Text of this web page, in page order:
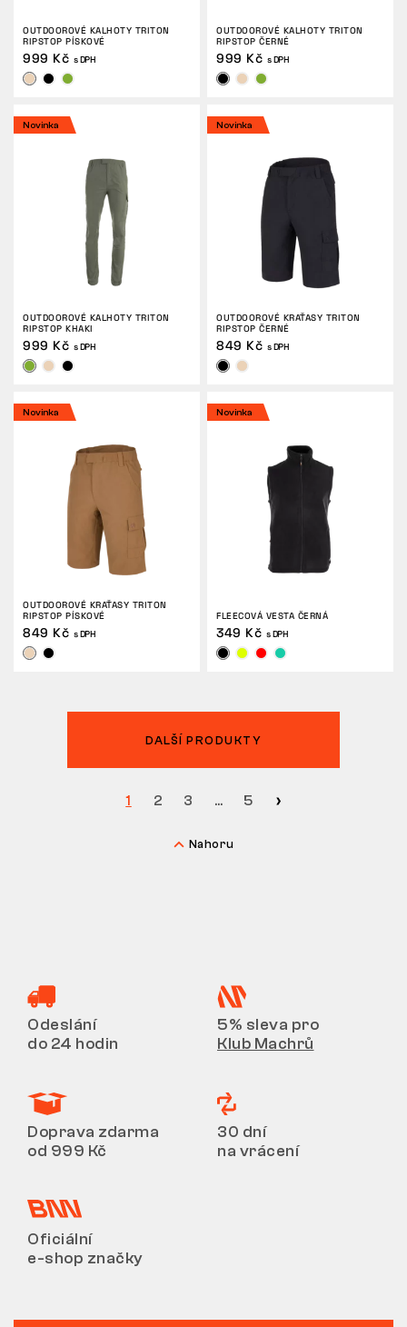
OUTDOOROVÉ KALHOTY TRITON
RIPSTOP PÍSKOVÉ
999 Kč s DPH
OUTDOOROVÉ KALHOTY TRITON
RIPSTOP ČERNÉ
999 Kč s DPH
Novinka
OUTDOOROVÉ KALHOTY TRITON
RIPSTOP KHAKI
999 Kč s DPH
Novinka
OUTDOOROVÉ KRAŤASY TRITON
RIPSTOP ČERNÉ
849 Kč s DPH
Novinka
OUTDOOROVÉ KRAŤASY TRITON
RIPSTOP PÍSKOVÉ
849 Kč s DPH
Novinka
FLEECOVÁ VESTA ČERNÁ
349 Kč s DPH
DALŠÍ PRODUKTY
1 2 3 … 5
Nahoru
Odeslání
do 24 hodin
5% sleva pro
Klub Machrů
Doprava zdarma
od 999 Kč
30 dní
na vrácení
Oficiální
e-shop značky